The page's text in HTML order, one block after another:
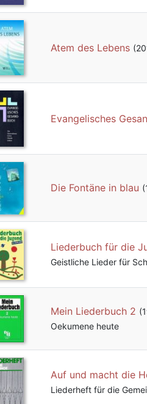
Atem des Lebens
Evangelisches
Die Fontäne in blau
Liederbuch für die
Geistliche Lieder für
Mein Liederbuch 2
Oekumene heute
Auf und macht die
Liederheft für die